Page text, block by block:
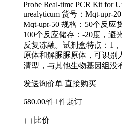
Probe Real-time PCR Kit for
urealyticum 货号：Mqt-upr-
Mqt-upr-50 规格：50个反应
100个反应储存：-20度，避
反复冻融。试剂盒特点：1
原体和解脲脲原体，可识别
清型，与其他生物基因组没
发送询价单 直接购买
680.00/件1件起订
比价